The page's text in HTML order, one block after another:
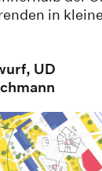
in
UD